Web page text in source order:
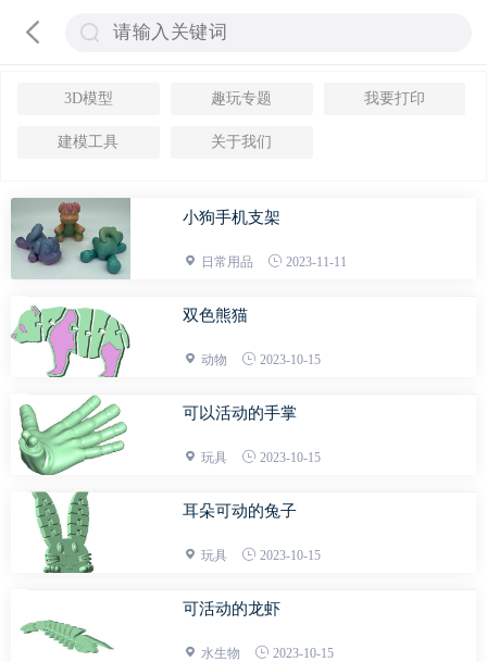
3D模型 趣玩专题 我要打印
建模工具 关于我们
小狗手机支架
日常用品 2023-11-11
双色熊猫
动物 2023-10-15
可以活动的手掌
玩具 2023-10-15
耳朵可动的兔子
玩具 2023-10-15
可活动的龙虾
水生物 2023-10-15